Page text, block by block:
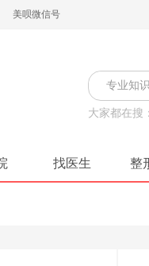
美呗微信号
大家都在搜：
找医生 整